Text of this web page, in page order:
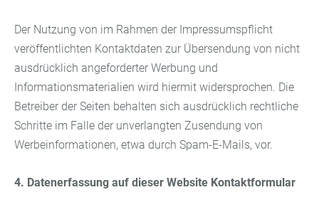
Der Nutzung von im Rahmen der Impressumspflicht
veröffentlichten Kontaktdaten zur Übersendung von nicht
ausdrücklich angeforderter Werbung und
Informationsmaterialien wird hiermit widersprochen. Die
Betreiber der Seiten behalten sich ausdrücklich rechtliche
Schritte im Falle der unverlangten Zusendung von
Werbeinformationen, etwa durch Spam-E-Mails, vor.
4. Datenerfassung auf dieser Website Kontaktformular